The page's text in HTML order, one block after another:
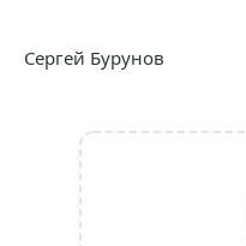
Сергей Бурунов